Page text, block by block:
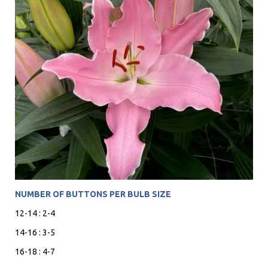
NUMBER OF BUTTONS PER BULB SIZE
12-14 : 2-4
14-16 : 3-5
16-18 : 4-7